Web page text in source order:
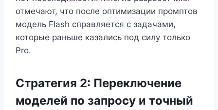
отмечают, что после оптимизации промптов
модель Flash справляется с задачами,
которые раньше казались под силу только
Pro.
Стратегия 2: Переключение
моделей по запросу и точный